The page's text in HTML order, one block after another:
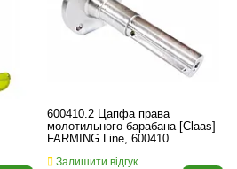
600410.2 Цапфа права
молотильного барабана [Claas]
FARMING Line, 600410
Залишити відгук